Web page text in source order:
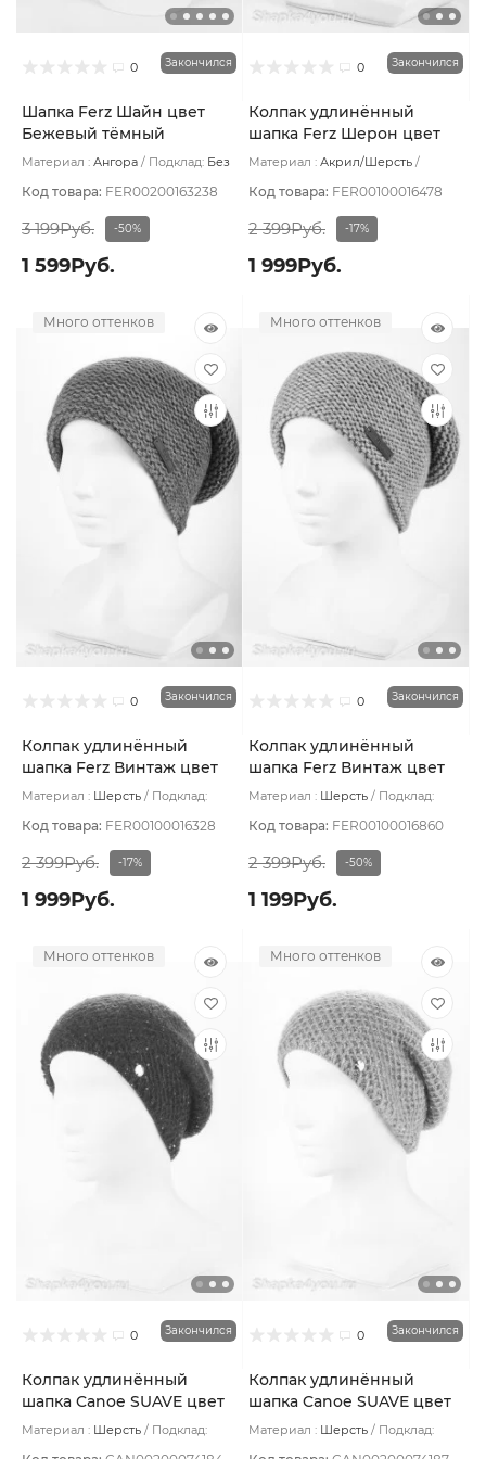
0 Закончился
Шапка Ferz Шайн цвет
Бежевый тёмный
Материал : Ангора Подклад: Без
Код товара: FER00200163238
3 199Руб. -50%
1 599Руб.
0 Закончился
Колпак удлинённый
шапка Ferz Шерон цвет
Бежевый светлый
Материал : Акрил/Шерсть
Код товара: FER00100016478
2 399Руб. -17%
1 999Руб.
Много оттенков
0 Закончился
Колпак удлинённый
шапка Ferz Винтаж цвет
Сиреневый
Материал : Шерсть
Подклад:
Код товара: FER00100016328
2 399Руб. -17%
1 999Руб.
Много оттенков
0 Закончился
Колпак удлинённый
шапка Ferz Винтаж цвет
Бежевый тёмный
Материал : Шерсть
Подклад:
Код товара: FER00100016860
2 399Руб. -50%
1 199Руб.
Много оттенков
0 Закончился
Колпак удлинённый
шапка Canoe SUAVE цвет
Синий тёмный
Материал : Шерсть
Подклад:
Много оттенков
0 Закончился
Колпак удлинённый
шапка Canoe SUAVE цвет
Бежевый тёмный
Материал : Шерсть
Подклад: